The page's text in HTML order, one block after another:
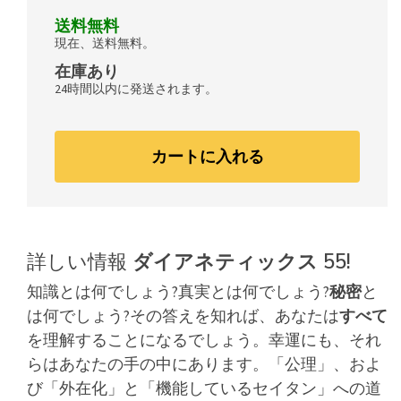
送料無料
現在、送料無料。
在庫あり
24時間以内に発送されます。
カートに入れる
詳しい情報 ダイアネティックス 55!
知識とは何でしょう?真実とは何でしょう?秘密と
は何でしょう?その答えを知れば、あなたはすべて
を理解することになるでしょう。 幸運にも、それ
らはあなたの手の中にあります。「公理」、およ
び「外在化」と「機能しているセイタン」への道